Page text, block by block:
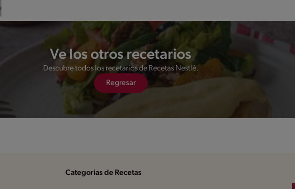
Ve los otros recetarios
Descubre todos los recetarios de Recetas Nestlé.
Regresar
Categorias de Recetas